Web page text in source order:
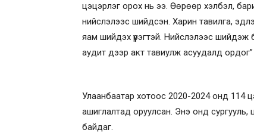
цэцэрлэг орох нь ээ. Өөрөөр хэлбэл,
нийслэлээс шийдсэн. Харин тавилга,
яам шийдэх үүрэгтэй. Нийслэлээс шийдэж
аудит дээр акт тавиулж асуудалд ордог”
Улаанбаатар хотоос 2020-2024 онд 114
ашиглалтад оруулсан. Энэ онд
байдаг.